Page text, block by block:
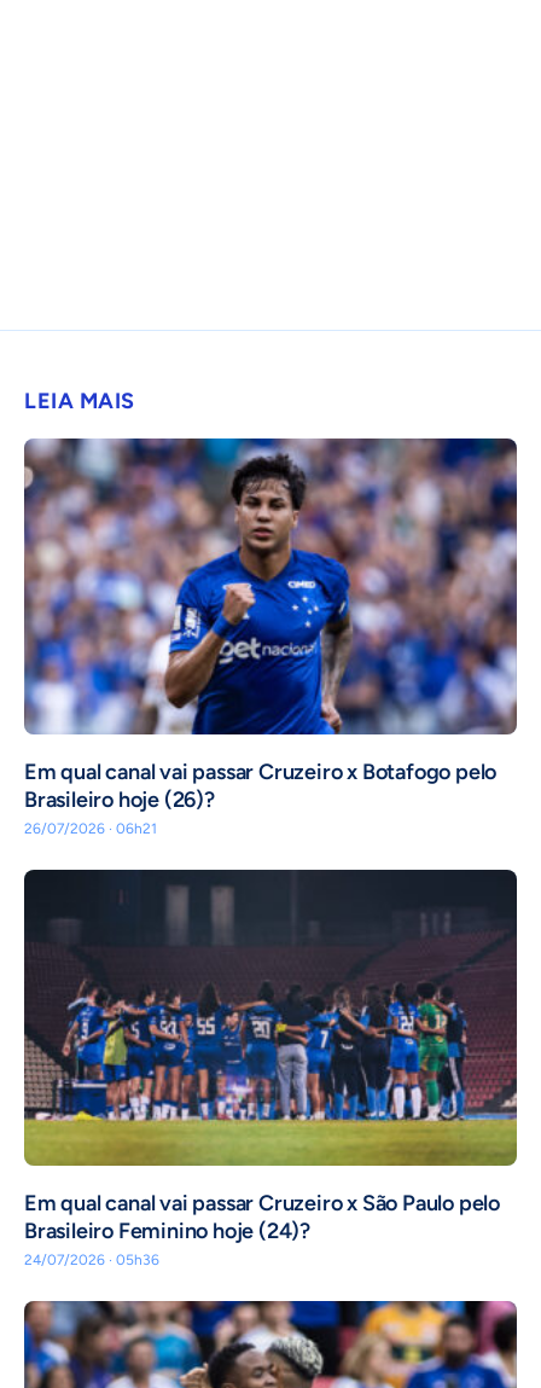
LEIA MAIS
Em qual canal vai passar Cruzeiro x Botafogo pelo
Brasileiro hoje (26)?
26/07/2026 · 06h21
Em qual canal vai passar Cruzeiro x São Paulo pelo
Brasileiro Feminino hoje (24)?
24/07/2026 · 05h36